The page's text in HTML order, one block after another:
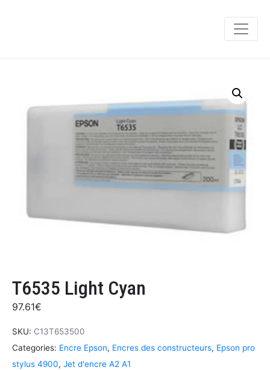
T6535 Light Cyan
97.61€
SKU: C13T653500
Categories: Encre Epson, Encres des constructeurs, Epson pro
stylus 4900, Jet d'encre A2 A1